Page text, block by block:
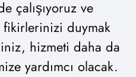
çalışıyoruz ve
duymak
hizmeti daha da
yardımcı olacak.